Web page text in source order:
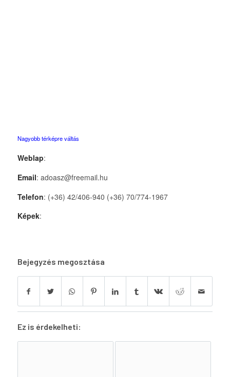
Nagyobb térképre váltás
Weblap:
Email: adoasz@freemail.hu
Telefon: (+36) 42/406-940 (+36) 70/774-1967
Képek:
Bejegyzés megosztása
Ez is érdekelheti: